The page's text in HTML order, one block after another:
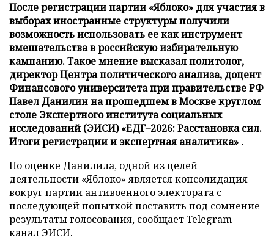
После регистрации партии «Яблоко» для участия в
выборах иностранные структуры получили
возможность использовать ее как инструмент
вмешательства в российскую избирательную
кампанию. Такое мнение высказал политолог,
директор Центра политического анализа, доцент
Финансового университета при правительстве РФ
Павел Данилин на прошедшем в Москве круглом
столе Экспертного института социальных
исследований (ЭИСИ) «ЕДГ–2026: Расстановка сил.
Итоги регистрации и экспертная аналитика» .
По оценке Данилила, одной из целей
деятельности «Яблоко» является консолидация
вокруг партии антивоенного электората с
последующей попыткой поставить под сомнение
результаты голосования, сообщаетTelegram-
канал ЭИСИ.